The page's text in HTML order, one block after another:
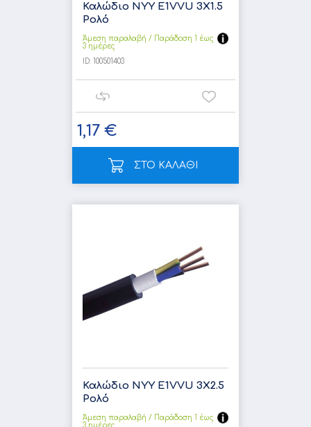
Καλώδιο NYY E1VVU 3X1.5
Ρολό
Άμεση παραλαβή / Παράδoση 1 έως
3 ημέρες
ID: 100501403
1,17 €
ΣΤΟ ΚΑΛΑΘΙ
Καλώδιο NYY E1VVU 3X2.5
Ρολό
Άμεση παραλαβή / Παράδoση 1 έως
3 ημέρες